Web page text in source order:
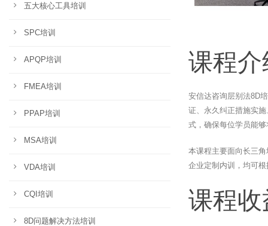
课程介
安信达咨询层别法8D
证、永久纠正措施实
式，确保每位学员能
本课程主要面向长三
企业定制内训，均可
课程收
五大核心工具培训
SPC培训
APQP培训
FMEA培训
PPAP培训
MSA培训
VDA培训
CQI培训
8D问题解决方法培训